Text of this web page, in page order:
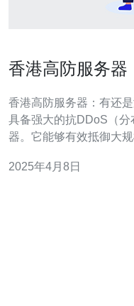
香港高防服务器
香港高防服务器：有还是没有？ 香港高防服
具备强大的抗DDoS（
器。它能够有效抵御大
日益凸显。特别是在香
2025年4月8日